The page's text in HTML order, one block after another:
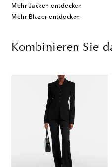
Mehr Jacken entdecken
Mehr Blazer entdecken
Kombinieren Sie